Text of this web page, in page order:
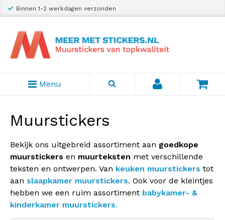
Binnen 1-2 werkdagen verzonden
Verzending slechts € 2,95
Menu
Muurstickers
Bekijk ons uitgebreid assortiment aan goedkope
muurstickers en muurteksten met verschillende
teksten en ontwerpen. Van keuken muurstickers tot
aan slaapkamer muurstickers. Ook voor de kleintjes
hebben we een ruim assortiment babykamer- &
kinderkamer muurstickers.